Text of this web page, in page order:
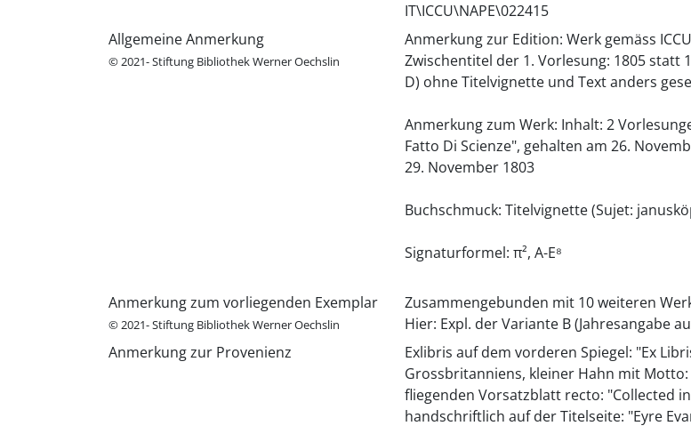
IT\ICCU\NAPE\022415
Allgemeine Anmerkung
© 2021- Stiftung Bibliothek Werner Oechslin
Anmerkung zur Edition: Werk gemäss
Zwischentitel der 1. Vorlesung: 1805 statt
D) ohne Titelvignette und Text anders
Anmerkung zum Werk: Inhalt: 2
Fatto Di Scienze", gehalten am 26.
29. November 1803
Buchschmuck: Titelvignette (Sujet:
Signaturformel: π², A-E⁸
Anmerkung zum vorliegenden Exemplar
© 2021- Stiftung Bibliothek Werner Oechslin
Zusammengebunden mit 10 weiteren
Hier: Expl. der Variante B (Jahresangabe
Anmerkung zur Provenienz
Exlibris auf dem vorderen Spiegel: "Ex
Grossbritanniens, kleiner Hahn mit
fliegenden Vorsatzblatt recto: "Collected
handschriftlich auf der Titelseite: "Eyre